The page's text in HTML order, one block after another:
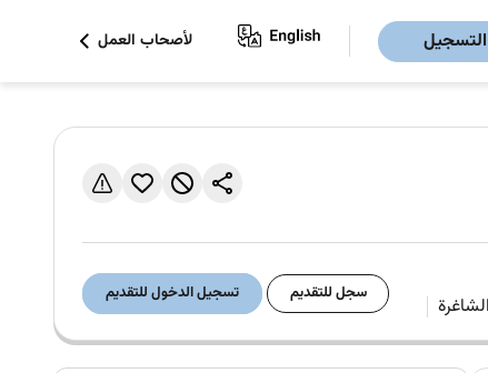
التسجيل لأصحاب العمل
سجل للتقديم تسجيل الدخول للتقديم